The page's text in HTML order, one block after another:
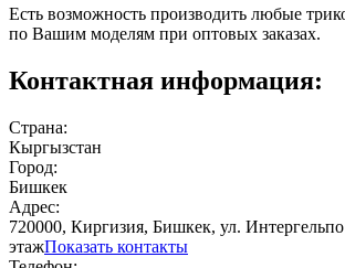
Есть возможность производить любые
по Вашим моделям при оптовых заказах.
Контактная информация:
Страна:
Кыргызстан
Город:
Бишкек
Адрес:
720000, Киргизия, Бишкек, ул. Интергельпо
этажПоказать контакты